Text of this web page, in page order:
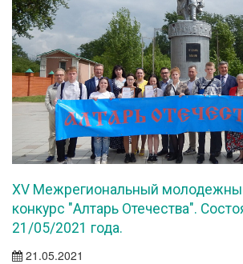
XV Межрегиональный
конкурс "Алтарь Отечества".
21/05/2021 года.
21.05.2021